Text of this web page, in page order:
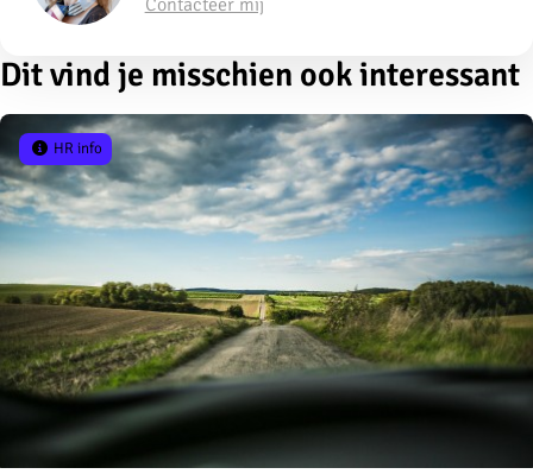
Contacteer mij
Dit vind je misschien ook interessant
HR info